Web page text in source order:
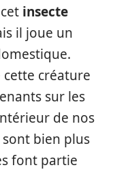
insecte
il joue un
cette créature
sur les
de nos
sont bien plus
font partie